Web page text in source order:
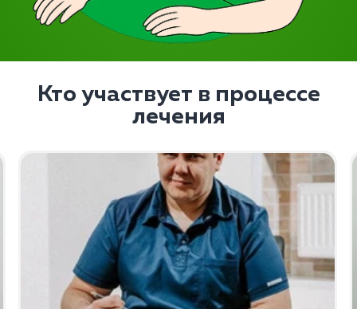
Кто участвует в процессе
лечения